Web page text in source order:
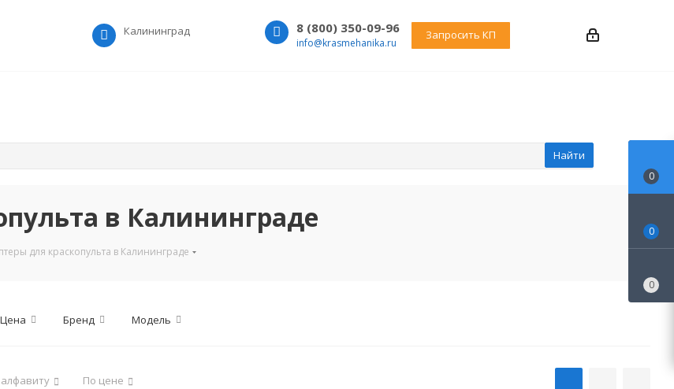
Калининград 8 (800) 350-09-96
info@krasmehanika.ru
Запросить КП
Найти
в Калининграде
для краскопульта в Калининграде
Цена Бренд Модель
По цене
0
0
0